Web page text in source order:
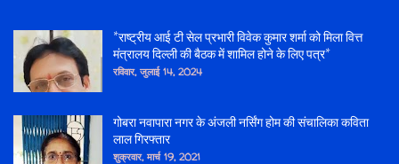
*राष्ट्रीय आई टी सेल प्रभारी विवेक कुमार शर्मा को मिला वित्त
मंत्रालय दिल्ली की बैठक में शामिल होने के लिए पत्र*
रविवार, जुलाई 14, 2024
गोबरा नवापारा नगर के अंजली नर्सिंग होम की संचालिका कविता
लाल गिरफ्तार
शुक्रवार, मार्च 19, 2021